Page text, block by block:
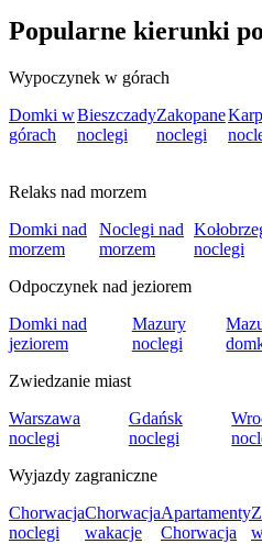
Popularne kierunki
Wypoczynek w górach
Domki w
górach
Bieszczady
noclegi
Zakopane
noclegi
Relaks nad morzem
Domki nad
morzem
Noclegi nad
morzem
noclegi
Odpoczynek nad jeziorem
Domki nad
jeziorem
Mazury
noclegi
Zwiedzanie miast
Warszawa
noclegi
Gdańsk
noclegi
Wyjazdy zagraniczne
Chorwacja
noclegi
Chorwacja
wakacje
Apartamenty
Chorwacja